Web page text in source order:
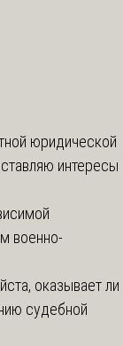
юридической
интересы
военно-
оказывает ли
судебной